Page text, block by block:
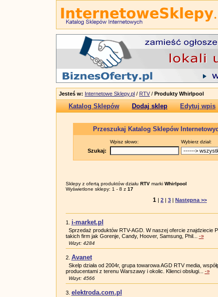
Jesteś w: Internetowe Sklepy.pl / RTV/ Produkty Whirlpool
Katalog Sklepów Dodaj sklep Edytuj wpis
Przeszukaj Katalog Sklepów
Wpisz słowo: Wybierz dział:
Szukaj:
Sklepy z ofertą produktów działu RTVmarki Whirlpool
Wyświetlone sklepy: 1 - 8 z 17
1 | 2 | 3 | Następna >>
1. i-market.pl
Sprzedaż produktów RTV-AGD. W naszej ofercie znajdziecie
takich firm jak Gorenje, Candy, Hoover, Samsung, Phil... -»
Wizyt: 4284
2. Avanet
Skelp działa od 2004r, grupa towarowa AGD RTV media,
producentami z terenu Warszawy i okolic. Klienci obsługi... -»
Wizyt: 4566
3. elektroda.com.pl